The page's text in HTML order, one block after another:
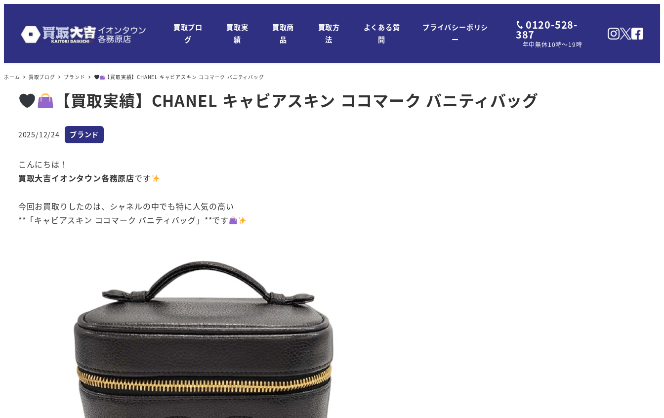
買取ブロ
グ
買取実
績
買取商
品
買取方
法
よくある質
問
プライバシーポリシ
ー
0120-528-
387
年中無休10時～19時
ホーム 買取ブログ ブランド 【買取実績】CHANEL キャビアスキン ココマーク バニティバッグ
【買取実績】CHANEL キャビアスキン ココマーク バニティバッグ
投稿日
2025/12/24 カテゴリー
ブランド
こんにちは！
買取大吉イオンタウン各務原店です
今回お買取りしたのは、シャネルの中でも特に人気の高い
**「キャビアスキン ココマーク バニティバッグ」**です